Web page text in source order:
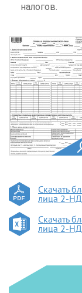
налогов.
Скачать
лица 2-
Скачать
лица 2-